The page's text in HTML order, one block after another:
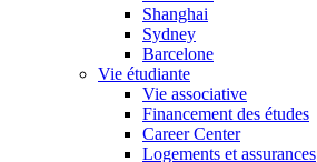
Shanghai
Sydney
Barcelone
Vie étudiante
Vie associative
Financement des études
Career Center
Logements et assurances